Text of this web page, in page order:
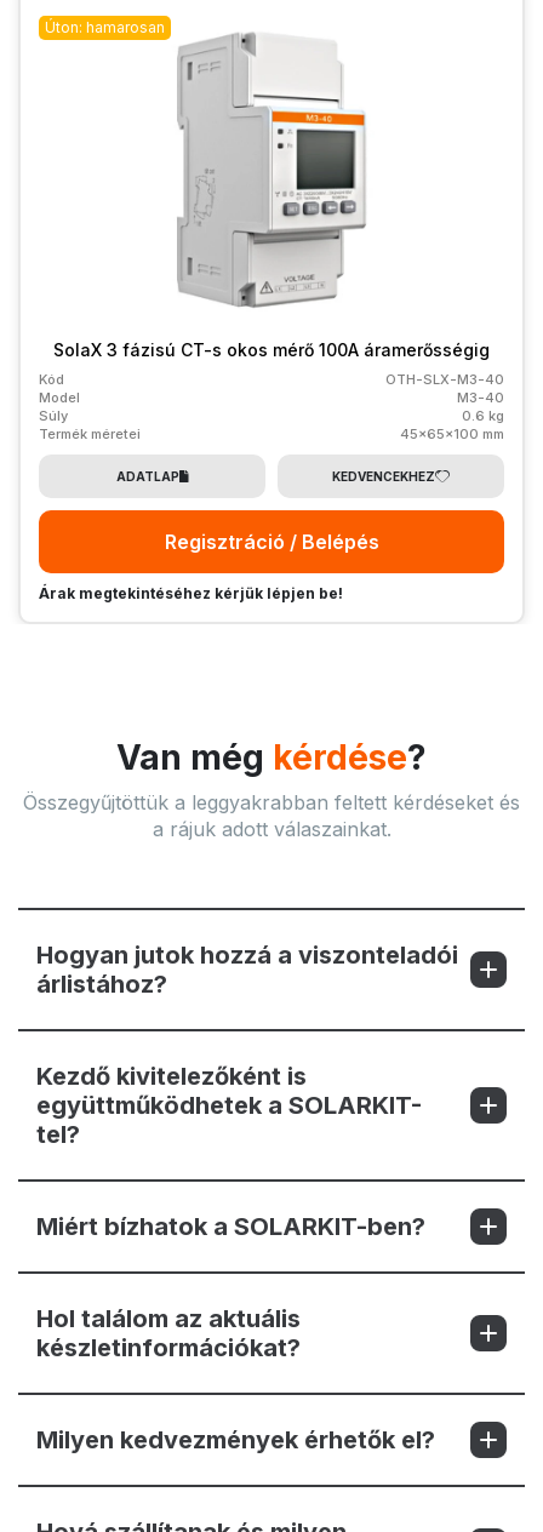
Úton: hamarosan
SolaX 3 fázisú CT-s okos mérő 100A áramerősségig
Kód
OTH-SLX-M3-40
Model
M3-40
Súly
0.6 kg
Termék méretei
45x65x100 mm
ADATLAP KEDVENCEKHEZ
Regisztráció / Belépés
Árak megtekintéséhez kérjük lépjen be!
Van még kérdése?
Összegyűjtöttük a leggyakrabban feltett kérdéseket és
a rájuk adott válaszainkat.
Hogyan jutok hozzá a viszonteladói
árlistához?
Kezdő kivitelezőként is
együttműködhetek a SOLARKIT-
tel?
Miért bízhatok a SOLARKIT-ben?
Hol találom az aktuális
készletinformációkat?
Milyen kedvezmények érhetők el?